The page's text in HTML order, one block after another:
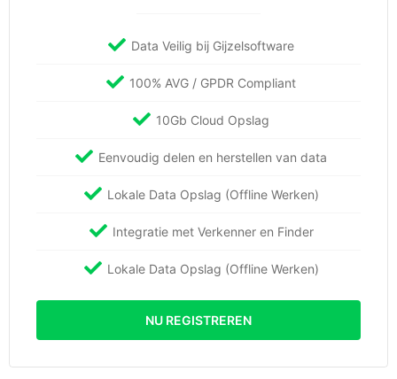
Data Veilig bij Gijzelsoftware
100% AVG / GPDR Compliant
10Gb Cloud Opslag
Eenvoudig delen en herstellen van data
Lokale Data Opslag (Offline Werken)
Integratie met Verkenner en Finder
Lokale Data Opslag (Offline Werken)
NU REGISTREREN